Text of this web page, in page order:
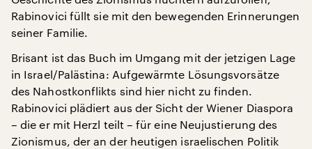
Rabinovici füllt sie mit den bewegenden Erinnerungen
seiner Familie.
Brisant ist das Buch im Umgang mit der jetzigen Lage
in Israel/Palästina: Aufgewärmte Lösungsvorsätze
des Nahostkonflikts sind hier nicht zu finden.
Rabinovici plädiert aus der Sicht der Wiener Diaspora
– die er mit Herzl teilt – für eine Neujustierung des
Zionismus, der an der heutigen israelischen Politik